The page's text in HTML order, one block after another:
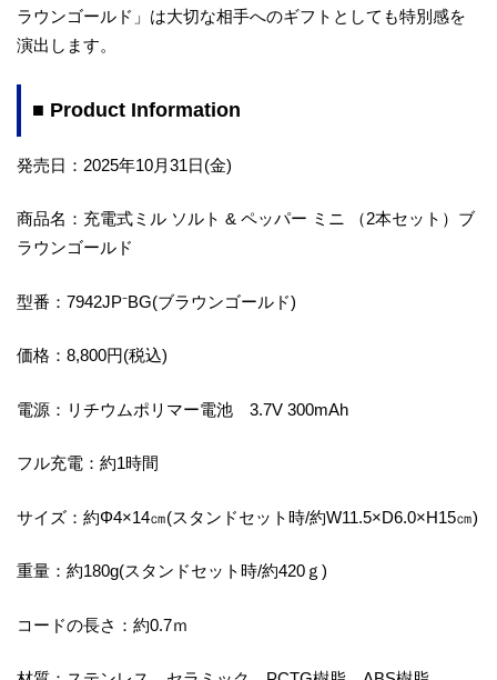
ラウンゴールド」は大切な相手へのギフトとしても特別感を
演出します。
■ Product Information
発売日：2025年10月31日(金)
商品名：充電式ミル ソルト & ペッパー ミニ （2本セット）ブ
ラウンゴールド
型番：7942JP⁻BG(ブラウンゴールド)
価格：8,800円(税込)
電源：リチウムポリマー電池 3.7V 300mAh
フル充電：約1時間
サイズ：約Φ4×14㎝(スタンドセット時/約W11.5×D6.0×H15㎝)
重量：約180g(スタンドセット時/約420ｇ)
コードの長さ：約0.7ｍ